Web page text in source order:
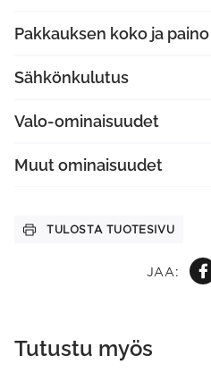
JAA:
Pakkauksen koko ja paino
Sähkönkulutus
Valo-ominaisuudet
Muut ominaisuudet
TULOSTA TUOTESIVU
Tutustu myös